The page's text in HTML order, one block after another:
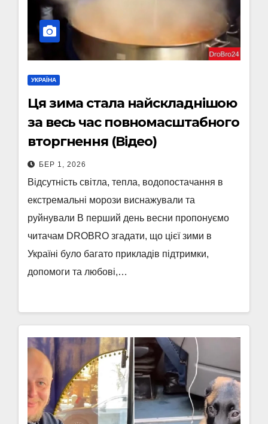
УКРАЇНА
Ця зима стала найскладнішою
за весь час повномасштабного
вторгнення (Відео)
БЕР 1, 2026
Відсутність світла, тепла, водопостачання в
екстремальні морози виснажували та
руйнували В перший день весни пропонуємо
читачам DROBRO згадати, що цієї зими в
Україні було багато прикладів підтримки,
допомоги та любові,…